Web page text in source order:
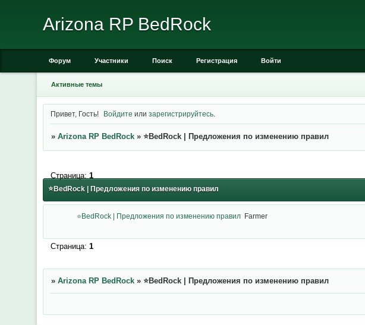
Arizona RP BedRock
Форум Участники Поиск Регистрация Войти
Активные темы
Привет, Гость! Войдите илизарегистрируйтесь
» Arizona RP BedRock » ⭐BedRock | Предложения по изменению правил
⭐BedRock | Предложения по изменению правил
Страница: 1
⭐BedRock | Предложения по изменению правил Farmer
Страница: 1
» Arizona RP BedRock » ⭐BedRock | Предложения по изменению правил